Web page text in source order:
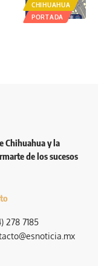
CHIHUAHUA
PORTADA
Chihuahua y la
de los sucesos
278 7185